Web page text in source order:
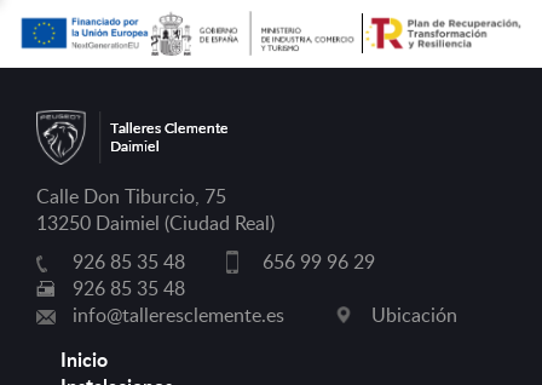
Calle Don Tiburcio, 75
13250 Daimiel (Ciudad Real)
926 85 35 48
656 99 96 29
926 85 35 48
info@talleresclemente.es
Ubicación
Inicio